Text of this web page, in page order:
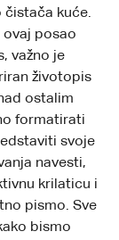
čistača kuće.
ovaj posao
važno je
životopis
ostalim
formatirati
svoje
navesti,
krilaticu i
pismo. Sve
bismo